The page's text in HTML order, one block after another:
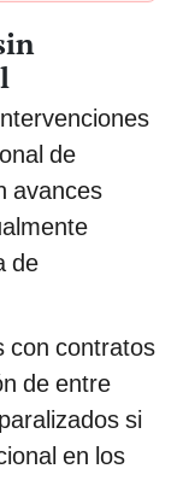
de
avances
de
con contratos
de entre
si
en los